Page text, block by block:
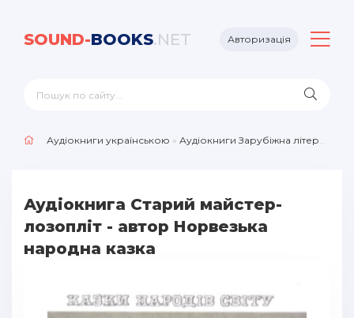
SOUND-BOOKS.NET Авторизація
Аудіокниги українською » Аудіокниги Зарубіжна література
Аудіокнига Старий майстер-
лозопліт - автор Норвезька
народна казка